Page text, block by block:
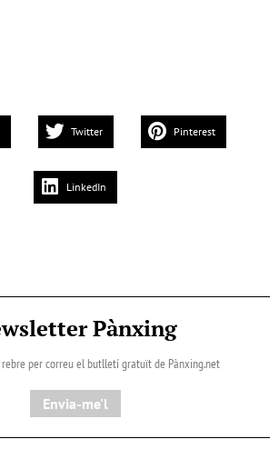
Twitter Pinterest
LinkedIn
Pànxing
per correu el butlletí gratuït de Pànxing.net​
Envia-me'l